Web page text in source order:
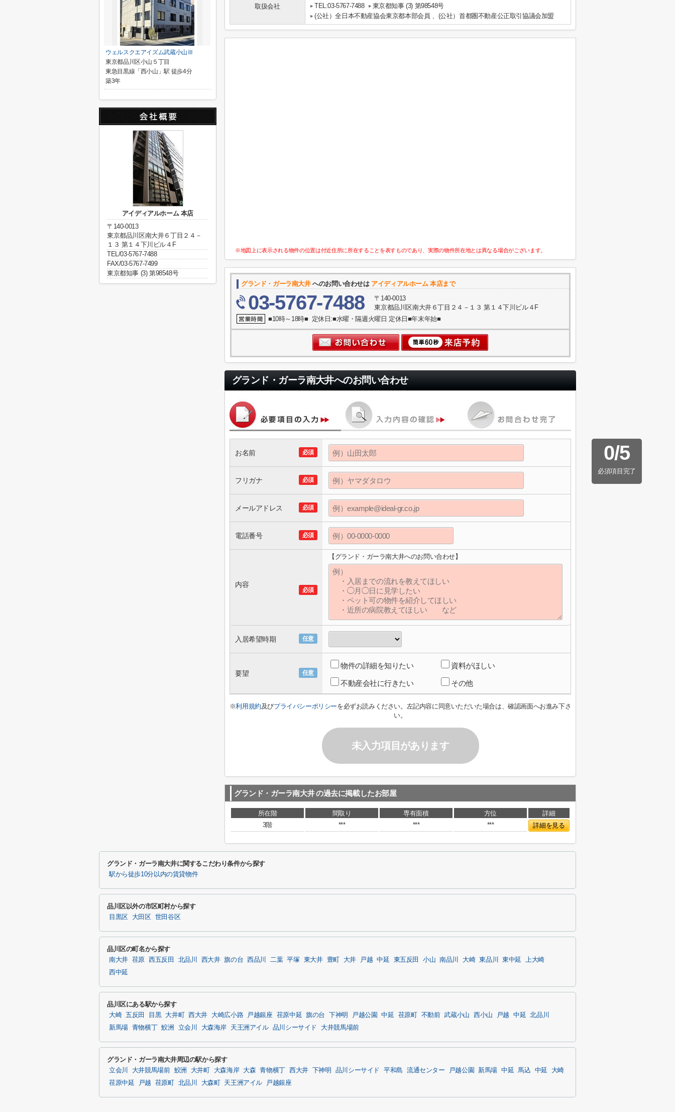
取扱会社
TEL:03-5767-7488
東京都知事 (3) 第98548号
(公社）全日本不動産協会東京都本部会員 、(公社）首都圏不動産公正取引協議会加盟
※地図上に表示される物件の位置は付近住所に所在することを表すものであり、実際の物件所在地とは異なる場合がございます。
グランド・ガーラ南大井へのお問い合わせは アイディアルホーム 本店まで
03-5767-7488
〒140-0013
東京都品川区南大井６丁目２４－１３ 第１４下川ビル４F
■10時～18時■ 定休日:■水曜・隔週火曜日 定休日■年末年始■
グランド・ガーラ南大井へのお問い合わせ
0/5
必須項目完了
必須
お名前
必須
フリガナ
必須
メールアドレス
必須
電話番号
必須
内容
【グランド・ガーラ南大井へのお問い合わせ】
任意
入居希望時期
任意
要望
物件の詳細を知りたい 資料がほしい
不動産会社に行きたい その他
※利用規約及びプライバシーポリシーを必ずお読みください。左記内容に同意いただいた場合は、確認画面へお進み下さ
い。
未入力項目があります
グランド・ガーラ南大井の過去に掲載したお部屋
所在階 間取り 専有面積 方位
詳細
3階
*** *** *** 詳細を見る
ウェルスクエアイズム武蔵小山Ⅲ
東京都品川区小山５丁目
東急目黒線「西小山」駅 徒歩4分
築3年
アイディアルホーム 本店
〒140-0013
東京都品川区南大井６丁目２４－
１３ 第１４下川ビル４F
TEL/03-5767-7488
FAX/03-5767-7499
東京都知事 (3) 第98548号
グランド・ガーラ南大井に関するこだわり条件から探す
駅から徒歩10分以内の賃貸物件
品川区以外の市区町村から探す
目黒区 大田区 世田谷区
品川区の町名から探す
南大井 荏原 西五反田 北品川 西大井 旗の台 西品川 二葉 平塚 東大井 豊町 大井 戸越 中延 東五反田 小山 南品川 大崎 東品川 東中延
上大崎
西中延
品川区にある駅から探す
大崎 五反田 目黒 大井町 西大井 大崎広小路 戸越銀座 荏原中延 旗の台 下神明 戸越公園 中延 荏原町 不動前 武蔵小山 西小山 戸越 中延 北品川
新馬場 青物横丁 鮫洲 立会川 大森海岸 天王洲アイル 品川シーサイド 大井競馬場前
グランド・ガーラ南大井周辺の駅から探す
立会川 大井競馬場前 鮫洲 大井町 大森海岸 大森 青物横丁 西大井 下神明 品川シーサイド 平和島 流通センター 戸越公園 新馬場 中延 馬込 中延
大崎
荏原中延
戸越 荏原町 北品川 大森町 天王洲アイル 戸越銀座